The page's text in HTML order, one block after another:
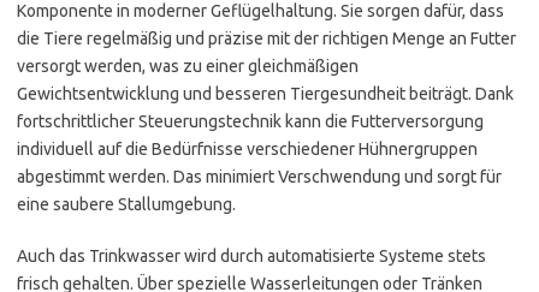
Komponente in moderner Geflügelhaltung. Sie sorgen dafür, dass
die Tiere regelmäßig und präzise mit der richtigen Menge an Futter
versorgt werden, was zu einer gleichmäßigen
Gewichtsentwicklung und besseren Tiergesundheit beiträgt. Dank
fortschrittlicher Steuerungstechnik kann die Futterversorgung
individuell auf die Bedürfnisse verschiedener Hühnergruppen
abgestimmt werden. Das minimiert Verschwendung und sorgt für
eine saubere Stallumgebung.
Auch das Trinkwasser wird durch automatisierte Systeme stets
frisch gehalten. Über spezielle Wasserleitungen oder Tränken